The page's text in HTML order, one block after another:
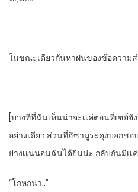
ในขณะเดียวกันห่าฝนของข้อความ
[บางทีที่ฉันเห็นน่าจะเเค่ตอนที่เซย์จั
อย่างเดียว​ ส่วนที่ฮิซามูระคุงบอกชอ
ย่างเเน่นอน​ฉันได้ยินน่ะ​ กลับกันมีเเ
“โกหกน่า..”